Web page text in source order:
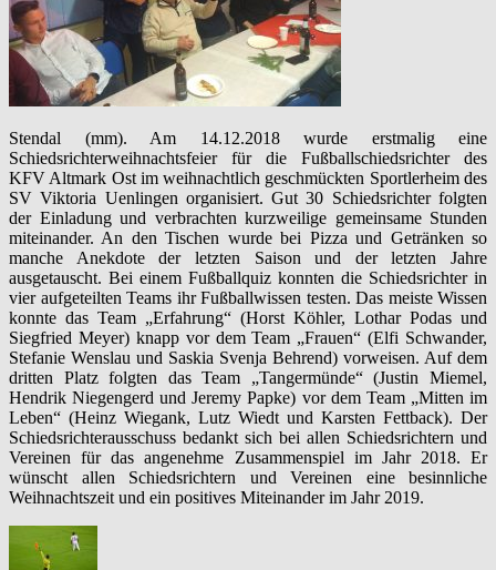
Stendal (mm). Am 14.12.2018 wurde erstmalig eine
Schiedsrichterweihnachtsfeier für die Fußballschiedsrichter des
KFV Altmark Ost im weihnachtlich geschmückten Sportlerheim des
SV Viktoria Uenlingen organisiert. Gut 30 Schiedsrichter folgten
der Einladung und verbrachten kurzweilige gemeinsame Stunden
miteinander. An den Tischen wurde bei Pizza und Getränken so
manche Anekdote der letzten Saison und der letzten Jahre
ausgetauscht. Bei einem Fußballquiz konnten die Schiedsrichter in
vier aufgeteilten Teams ihr Fußballwissen testen. Das meiste Wissen
konnte das Team „Erfahrung“ (Horst Köhler, Lothar Podas und
Siegfried Meyer) knapp vor dem Team „Frauen“ (Elfi Schwander,
Stefanie Wenslau und Saskia Svenja Behrend) vorweisen. Auf dem
dritten Platz folgten das Team „Tangermünde“ (Justin Miemel,
Hendrik Niegengerd und Jeremy Papke) vor dem Team „Mitten im
Leben“ (Heinz Wiegank, Lutz Wiedt und Karsten Fettback). Der
Schiedsrichterausschuss bedankt sich bei allen Schiedsrichtern und
Vereinen für das angenehme Zusammenspiel im Jahr 2018. Er
wünscht allen Schiedsrichtern und Vereinen eine besinnliche
Weihnachtszeit und ein positives Miteinander im Jahr 2019.